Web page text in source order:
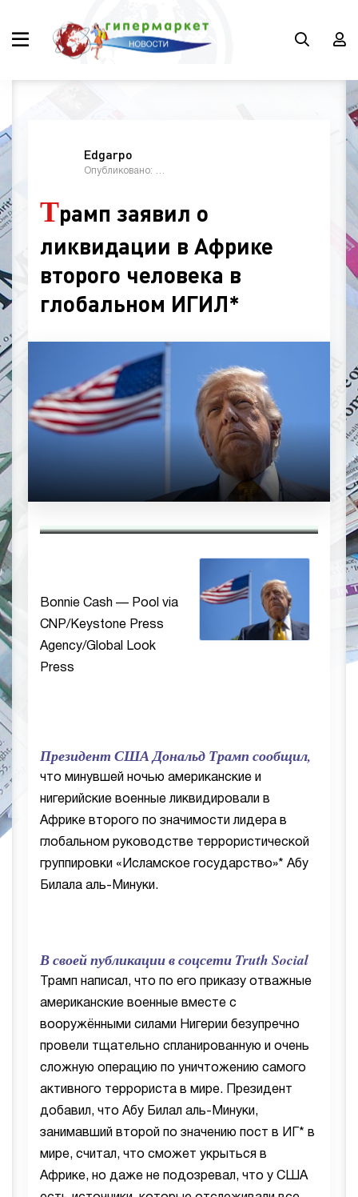
Edgarpo
Трамп заявил о
ликвидации в Африке
второго человека в
глобальном ИГИЛ*
Bonnie Cash — Pool via
CNP/Keystone Press
Agency/Global Look
Press
Президент США Дональд Трамп сообщил,
что минувшей ночью американские и
нигерийские военные ликвидировали в
Африке второго по значимости лидера в
глобальном руководстве террористической
группировки «Исламское государство»* Абу
Билала аль-Минуки.
В своей публикации в соцсети Truth Social
Трамп написал, что по его приказу отважные
американские военные вместе с
вооружёнными силами Нигерии безупречно
провели тщательно спланированную и очень
сложную операцию по уничтожению самого
активного террориста в мире. Президент
добавил, что Абу Билал аль-Минуки,
занимавший второй по значению пост в ИГ* в
мире, считал, что сможет укрыться в
Африке, но даже не подозревал, что у США